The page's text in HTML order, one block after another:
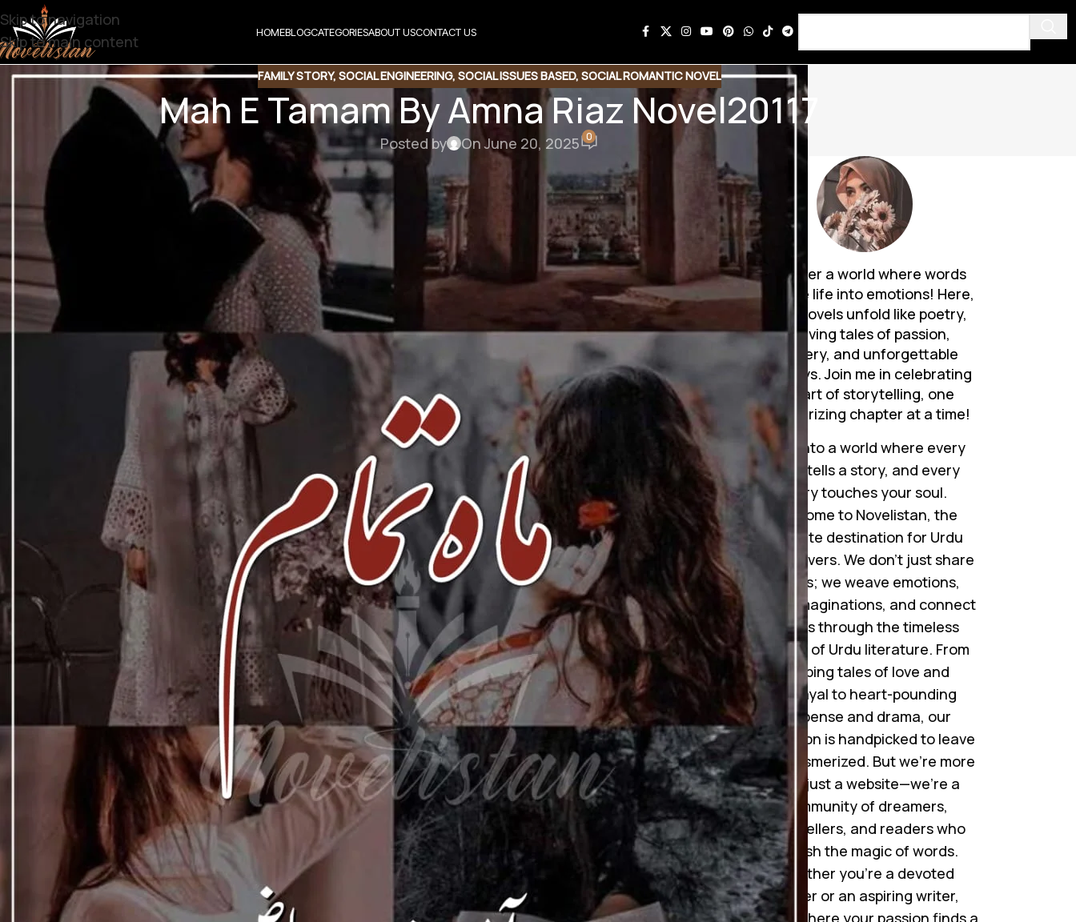
Skip to navigation
Skip to main content
HOMEBLOGCATEGORIESABOUT USCONTACT US
FAMILY STORY, SOCIAL ENGINEERING, SOCIAL ISSUES BASED, SOCIAL ROMANTIC NOVEL
Mah E Tamam By Amna Riaz Novel20117
Posted by On June 20, 2025 0
Share this Novel
Share Link Copy Code
Mah E Tamam By Amna Riaz
Social Issue Base | Family story | Social Romantic Novel
Download Link
Direct Download
Support Novelistan ❤️
Agar aap ko hamari free novels pasand aati hain aur aap hamari mehnat ki qadar karna chahte hain, to aap chhoti si
support / donationkar sakte hain.
EasyPaisa / JazzCash
0309 1256788
Account name: Safia Bano
Bank Transfer (UBL)
United Bank Limited
Account no:
Discover a world where words
breathe life into emotions! Here,
Urdu novels unfold like poetry,
weaving tales of passion,
mystery, and unforgettable
journeys. Join me in celebrating
the art of storytelling, one
mesmerizing chapter at a time!
Step into a world where every
word tells a story, and every
story touches your soul.
Welcome to Novelistan, the
ultimate destination for Urdu
novel lovers. We don’t just share
novels; we weave emotions,
ignite imaginations, and connect
hearts through the timeless
beauty of Urdu literature. From
gripping tales of love and
betrayal to heart-pounding
suspense and drama, our
collection is handpicked to leave
you mesmerized. But we’re more
than just a website—we’re a
community of dreamers,
storytellers, and readers who
cherish the magic of words.
Whether you’re a devoted
reader or an aspiring writer,
here’s where your passion finds a